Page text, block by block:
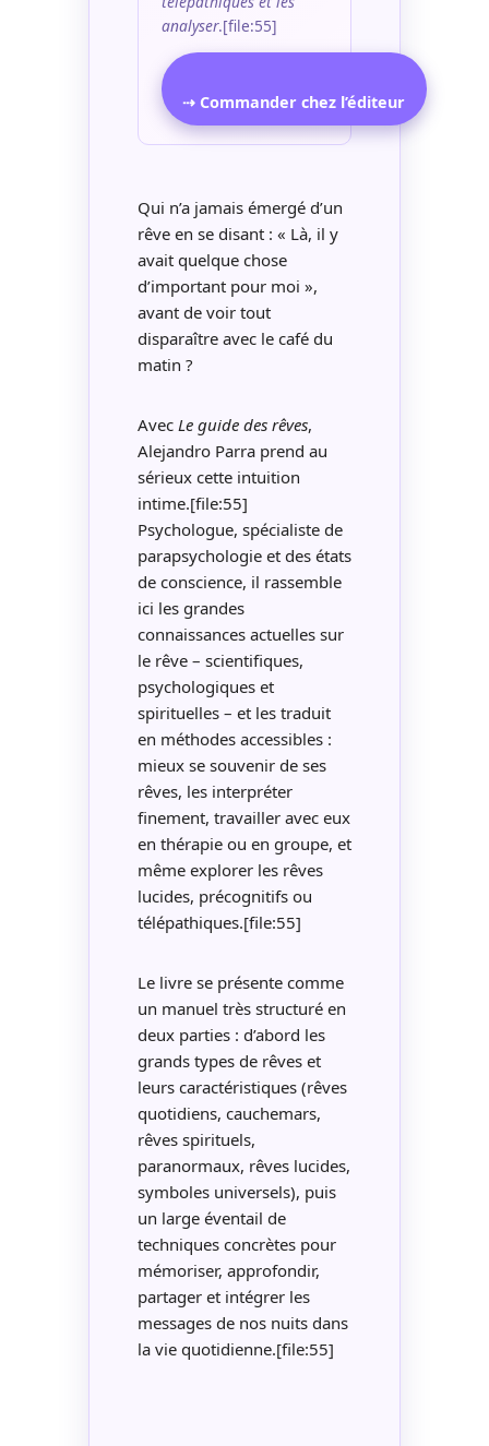
analyser.[file:55]
⇢ Commander chez l’éditeur
Qui n’a jamais émergé d’un
rêve en se disant : « Là, il y
avait quelque chose
d’important pour moi »,
avant de voir tout
disparaître avec le café du
matin ?
Avec Le guide des rêves,
Alejandro Parra prend au
sérieux cette intuition
intime.[file:55]
Psychologue, spécialiste de
parapsychologie et des états
de conscience, il rassemble
ici les grandes
connaissances actuelles sur
le rêve – scientifiques,
psychologiques et
spirituelles – et les traduit
en méthodes accessibles :
mieux se souvenir de ses
rêves, les interpréter
finement, travailler avec eux
en thérapie ou en groupe, et
même explorer les rêves
lucides, précognitifs ou
télépathiques.[file:55]
Le livre se présente comme
un manuel très structuré en
deux parties : d’abord les
grands types de rêves et
leurs caractéristiques (rêves
quotidiens, cauchemars,
rêves spirituels,
paranormaux, rêves lucides,
symboles universels), puis
un large éventail de
techniques concrètes pour
mémoriser, approfondir,
partager et intégrer les
messages de nos nuits dans
la vie quotidienne.[file:55]